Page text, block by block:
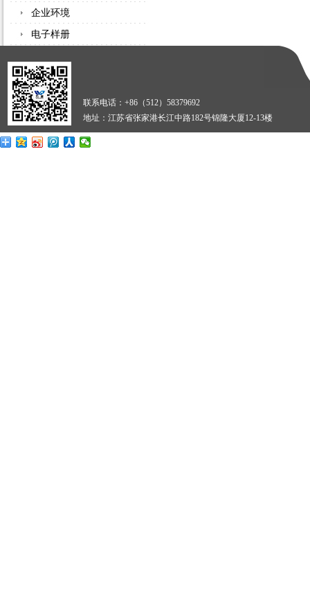
企业环境
电子样册
联系电话：+86（512）58379692
地址：江苏省张家港长江中路182号锦隆大厦12-13楼